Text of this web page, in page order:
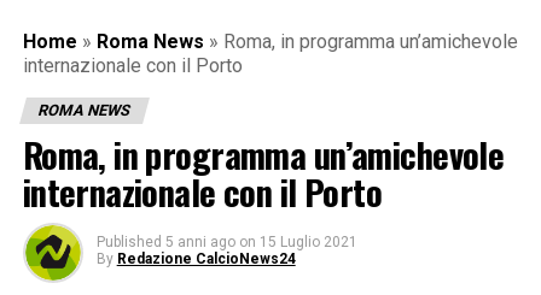
Home » Roma News » Roma, in programma un’amichevole
internazionale con il Porto
ROMA NEWS
Roma, in programma un’amichevole
internazionale con il Porto
Published 5 anni ago on 15 Luglio 2021
By Redazione CalcioNews24